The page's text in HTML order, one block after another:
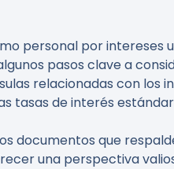
personal por intereses
pasos clave a
relacionadas con los
tasas de interés
documentos que
una perspectiva